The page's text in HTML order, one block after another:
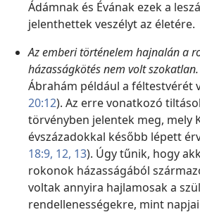
Ádámnak és Évának ezek a
jelenthettek veszélyt az életére.
Az emberi történelem hajnalán a
házasságkötés nem volt szokatlan.
Ábrahám például a féltestvérét
20:12). Az erre vonatkozó
törvényben jelentek meg, mely
évszázadokkal később lépett
18:9, 12, 13). Úgy tűnik, hogy
rokonok házasságából
voltak annyira hajlamosak a
rendellenességekre, mint